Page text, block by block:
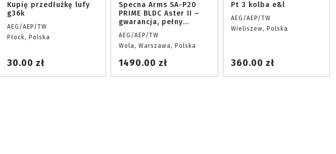
Kupię przedłużkę lufy
g36k
AEG/AEP/TW
Płock, Polska
30.00 zł
Specna Arms SA-P20
PRIME BLDC Aster II –
gwarancja, pełny
zestaw
AEG/AEP/TW
Wola, Warszawa, Polska
1490.00 zł
Pt 3 kolba e&l
AEG/AEP/TW
Wieliszew, Polska
360.00 zł